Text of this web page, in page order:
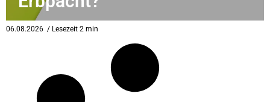
06.08.2026 / Lesezeit 2 min